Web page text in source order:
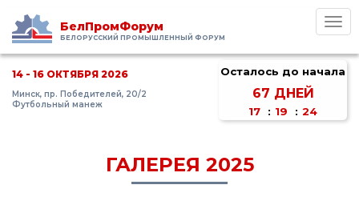
БелПромФорум
БЕЛОРУССКИЙ ПРОМЫШЛЕННЫЙ ФОРУМ
14 - 16 ОКТЯБРЯ 2026
Минск, пр. Победителей, 20/2
Футбольный манеж
Осталось до начала
67 ДНЕЙ
17 : 19 : 24
ГАЛЕРЕЯ 2025